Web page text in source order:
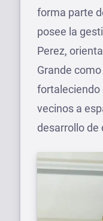
forma parte
posee la
Perez,
Grande
fortaleciendo
vecinos a
desarrollo de